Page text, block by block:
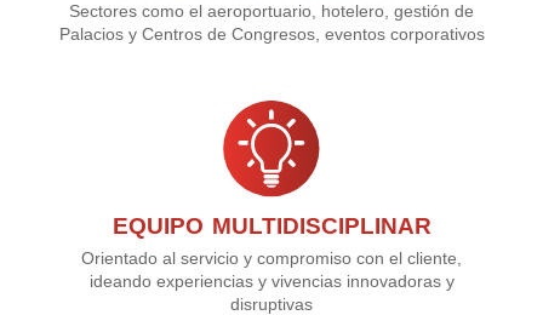
Sectores como el aeroportuario, hotelero, gestión de
Palacios y Centros de Congresos, eventos corporativos
EQUIPO MULTIDISCIPLINAR
Orientado al servicio y compromiso con el cliente,
ideando experiencias y vivencias innovadoras y
disruptivas